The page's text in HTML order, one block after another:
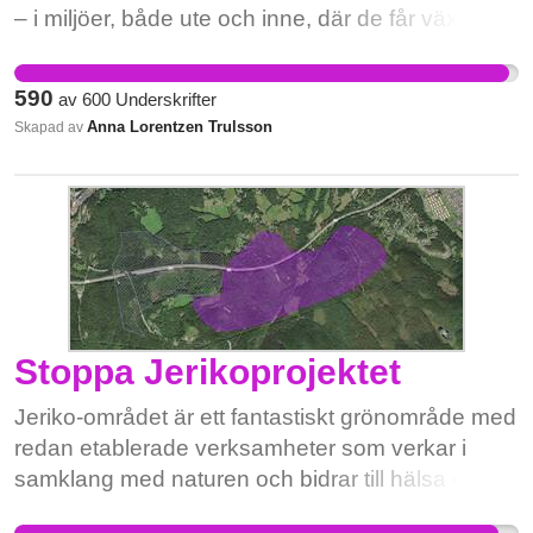
– i miljöer, både ute och inne, där de får växa
säker, lugn och stabil förskolemiljö – med
närvarande pedagoger som finns där när de
behövs som mest. För oss föräldrar är förskolan
våra barn ska få det bästa tänkbara start i livet.
Med den här namninsamlingen vill vi – föräldrar
till de barn som nu drabbas – visa kommunen att
beslutet är fel. Kompassens Förskola bör
bevaras. Den är en plats där barnen får vara
barn. Skriv under du också – om inte för din skull,
så för barnens.
590 av 600 Underskrifter
Skapad av Anna Lorentzen Trulsson
Stoppa Jerikoprojektet
Jeriko-området är ett fantastiskt grönområde med
redan etablerade verksamheter som verkar i
samklang med naturen och bidrar till hälsa och